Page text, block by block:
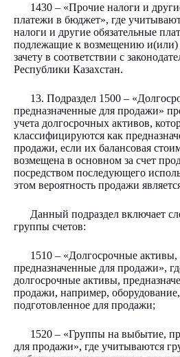
1430 – «Прочие налоги и
платежи в бюджет», где
налоги и другие обязательные
подлежащие к возмещению
зачету в соответствии с
Республики Казахстан.
13. Подраздел 1500 –
предназначенные для продажи»
учета долгосрочных активов,
классифицируются как
продажи, если их балансовая
возмещена в основном за счет
посредством последующего
этом вероятность продажи
Данный подраздел включает
группы счетов:
1510 – «Долгосрочные активы,
предназначенные для продажи»,
долгосрочные активы,
продажи, например, оборудование,
подготовленное для продажи;
1520 – «Группы на выбытие,
для продажи», где учитываются